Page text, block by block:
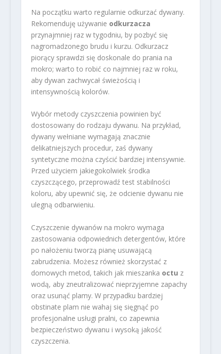
Na początku warto regularnie odkurzać dywany.
Rekomenduję używanie odkurzacza
przynajmniej raz w tygodniu, by pozbyć się
nagromadzonego brudu i kurzu. Odkurzacz
piorący sprawdzi się doskonale do prania na
mokro; warto to robić co najmniej raz w roku,
aby dywan zachwycał świeżością i
intensywnością kolorów.
Wybór metody czyszczenia powinien być
dostosowany do rodzaju dywanu. Na przykład,
dywany wełniane wymagają znacznie
delikatniejszych procedur, zaś dywany
syntetyczne można czyścić bardziej intensywnie.
Przed użyciem jakiegokolwiek środka
czyszczącego, przeprowadź test stabilności
koloru, aby upewnić się, że odcienie dywanu nie
ulegną odbarwieniu.
Czyszczenie dywanów na mokro wymaga
zastosowania odpowiednich detergentów, które
po nałożeniu tworzą pianę usuwającą
zabrudzenia. Możesz również skorzystać z
domowych metod, takich jak mieszanka octu z
wodą, aby zneutralizować nieprzyjemne zapachy
oraz usunąć plamy. W przypadku bardziej
obstinate plam nie wahaj się sięgnąć po
profesjonalne usługi pralni, co zapewnia
bezpieczeństwo dywanu i wysoką jakość
czyszczenia.